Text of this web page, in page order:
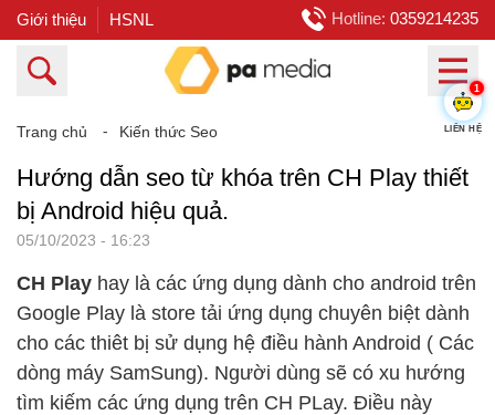
Giới thiệu HSNL Hotline: 0359214235
Trang chủ ⁃ Kiến thức Seo
Hướng dẫn seo từ khóa trên CH Play thiết
bị Android hiệu quả.
05/10/2023 - 16:23
CH Play hay là các ứng dụng dành cho android trên
Google Play là store tải ứng dụng chuyên biệt dành
cho các thiêt bị sử dụng hệ điều hành Android ( Các
dòng máy SamSung). Người dùng sẽ có xu hướng
tìm kiếm các ứng dụng trên CH PLay. Điều này
1
LIÊN HỆ